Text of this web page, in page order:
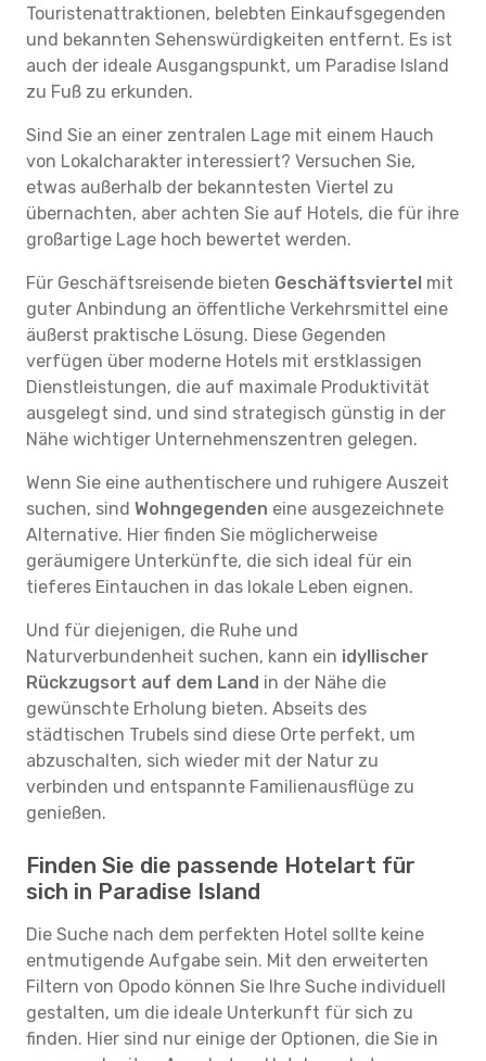
Touristenattraktionen, belebten Einkaufsgegenden
und bekannten Sehenswürdigkeiten entfernt. Es ist
auch der ideale Ausgangspunkt, um Paradise Island
zu Fuß zu erkunden.
Sind Sie an einer zentralen Lage mit einem Hauch
von Lokalcharakter interessiert? Versuchen Sie,
etwas außerhalb der bekanntesten Viertel zu
übernachten, aber achten Sie auf Hotels, die für ihre
großartige Lage hoch bewertet werden.
Für Geschäftsreisende bieten Geschäftsviertel mit
guter Anbindung an öffentliche Verkehrsmittel eine
äußerst praktische Lösung. Diese Gegenden
verfügen über moderne Hotels mit erstklassigen
Dienstleistungen, die auf maximale Produktivität
ausgelegt sind, und sind strategisch günstig in der
Nähe wichtiger Unternehmenszentren gelegen.
Wenn Sie eine authentischere und ruhigere Auszeit
suchen, sind Wohngegenden eine ausgezeichnete
Alternative. Hier finden Sie möglicherweise
geräumigere Unterkünfte, die sich ideal für ein
tieferes Eintauchen in das lokale Leben eignen.
Und für diejenigen, die Ruhe und
Naturverbundenheit suchen, kann ein idyllischer
Rückzugsort auf dem Land in der Nähe die
gewünschte Erholung bieten. Abseits des
städtischen Trubels sind diese Orte perfekt, um
abzuschalten, sich wieder mit der Natur zu
verbinden und entspannte Familienausflüge zu
genießen.
Finden Sie die passende Hotelart für
sich in Paradise Island
Die Suche nach dem perfekten Hotel sollte keine
entmutigende Aufgabe sein. Mit den erweiterten
Filtern von Opodo können Sie Ihre Suche individuell
gestalten, um die ideale Unterkunft für sich zu
finden. Hier sind nur einige der Optionen, die Sie in